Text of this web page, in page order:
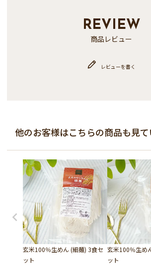
REVIEW
商品レビュー
レビューを書く
他のお客様はこちらの商品も見
玄米100％生めん (細麺) 3食セ
ット
玄米100％生め
ット